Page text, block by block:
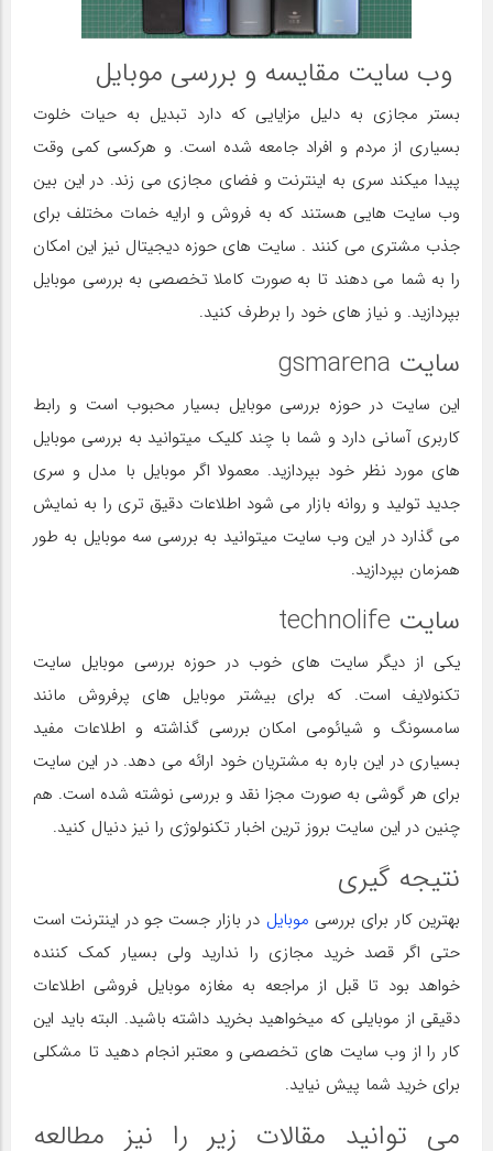
وب سایت مقایسه و بررسی موبایل
بستر مجازی به دلیل مزایایی که دارد تبدیل به حیات خلوت
بسیاری از مردم و افراد جامعه شده است. و هرکسی کمی وقت
پیدا میکند سری به اینترنت و فضای مجازی می زند. در این بین
وب سایت هایی هستند که به فروش و ارایه خمات مختلف برای
جذب مشتری می کنند . سایت های حوزه دیجیتال نیز این امکان
را به شما می دهند تا به صورت کاملا تخصصی به بررسی موبایل
بپردازید. و نیاز های خود را برطرف کنید.
سایت gsmarena
این سایت در حوزه بررسی موبایل بسیار محبوب است و رابط
کاربری آسانی دارد و شما با چند کلیک میتوانید به بررسی موبایل
های مورد نظر خود بپردازید. معمولا اگر موبایل با مدل و سری
جدید تولید و روانه بازار می شود اطلاعات دقیق تری را به نمایش
می گذارد در این وب سایت میتوانید به بررسی سه موبایل به طور
همزمان بپردازید.
سایت technolife
یکی از دیگر سایت های خوب در حوزه بررسی موبایل سایت
تکنولایف است. که برای بیشتر موبایل های پرفروش مانند
سامسونگ و شیائومی امکان بررسی گذاشته و اطلاعات مفید
بسیاری در این باره به مشتریان خود ارائه می دهد. در این سایت
برای هر گوشی به صورت مجزا نقد و بررسی نوشته شده است. هم
چنین در این سایت بروز ترین اخبار تکنولوژی را نیز دنیال کنید.
نتیجه گیری
بهترین کار برای بررسی موبایل در بازار جست جو در اینترنت است
حتی اگر قصد خرید مجازی را ندارید ولی بسیار کمک کننده
خواهد بود تا قبل از مراجعه به مغازه موبایل فروشی اطلاعات
دقیقی از موبایلی که میخواهید بخرید داشته باشید. البته باید این
کار را از وب سایت های تخصصی و معتبر انجام دهید تا مشکلی
برای خرید شما پیش نیاید.
می توانید مقالات زیر را نیز مطالعه